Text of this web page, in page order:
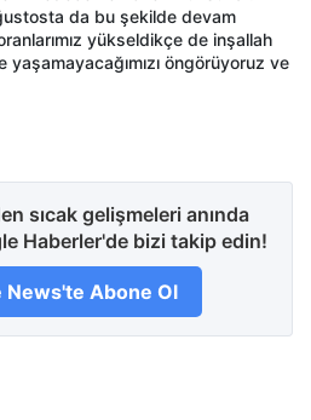
da bu şekilde devam
yükseldikçe de inşallah
öngörüyoruz ve
sıcak gelişmeleri anında
Haberler'de bizi takip edin!
News'te Abone Ol